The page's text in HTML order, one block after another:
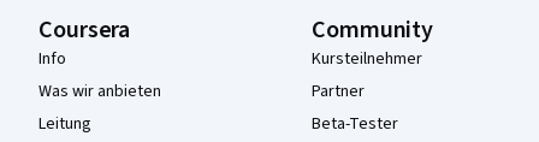
Coursera
Info
Was wir anbieten
Leitung
Community
Kursteilnehmer
Partner
Beta-Tester